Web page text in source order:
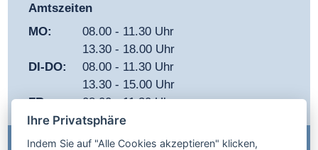
Amtszeiten
MO:
08.00 - 11.30 Uhr
13.30 - 18.00 Uhr
DI-DO:
08.00 - 11.30 Uhr
13.30 - 15.00 Uhr
FR:
08.00 - 11.30 Uhr
Ihre Privatsphäre
Indem Sie auf "Alle Cookies akzeptieren" klicken,